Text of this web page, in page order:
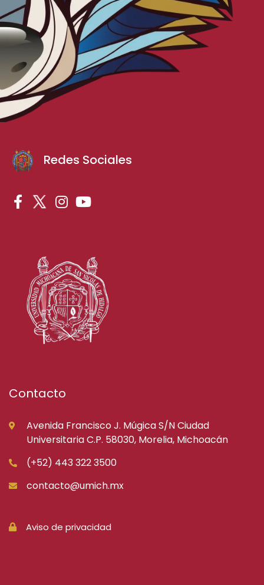
Redes Sociales
Contacto
Avenida Francisco J. Múgica S/N Ciudad
Universitaria C.P. 58030, Morelia, Michoacán
(+52) 443 322 3500
contacto@umich.mx
Aviso de privacidad